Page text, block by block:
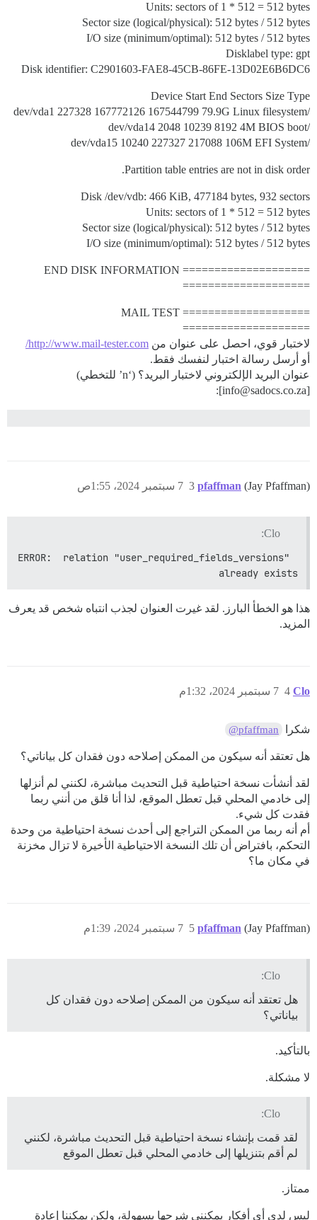
Units: sectors of 1 * 512 = 512 bytes
Sector size (logical/physical): 512 bytes / 512 bytes
I/O size (minimum/optimal): 512 bytes / 512 bytes
Disklabel type: gpt
Disk identifier: C2901603-FAE8-45CB-86FE-13D02E6B6DC6
Device Start End Sectors Size Type
/dev/vda1 227328 167772126 167544799 79.9G Linux filesystem
/dev/vda14 2048 10239 8192 4M BIOS boot
/dev/vda15 10240 227327 217088 106M EFI System
Partition table entries are not in disk order.
Disk /dev/vdb: 466 KiB, 477184 bytes, 932 sectors
Units: sectors of 1 * 512 = 512 bytes
Sector size (logical/physical): 512 bytes / 512 bytes
I/O size (minimum/optimal): 512 bytes / 512 bytes
==================== END DISK INFORMATION
====================
==================== MAIL TEST
====================
لاختبار قوي، احصل على عنوان من http://www.mail-tester.com/
أو أرسل رسالة اختبار لنفسك فقط.
عنوان البريد الإلكتروني لاختبار البريد؟ (‘n’ للتخطي)
[info@sadocs.co.za]:
pfaffman (Jay Pfaffman) 7 سبتمبر 2024، 1:55ص 3
Clo:
ERROR:  relation "user_required_fields_versions"
already exists
هذا هو الخطأ البارز. لقد غيرت العنوان لجذب انتباه شخص قد يعرف
المزيد.
Clo 7 سبتمبر 2024، 1:32م 4
شكرا @pfaffman
هل تعتقد أنه سيكون من الممكن إصلاحه دون فقدان كل بياناتي؟
لقد أنشأت نسخة احتياطية قبل التحديث مباشرة، لكنني لم أنزلها
إلى خادمي المحلي قبل تعطل الموقع، لذا أنا قلق من أنني ربما
فقدت كل شيء.
أم أنه ربما من الممكن التراجع إلى أحدث نسخة احتياطية من وحدة
التحكم، بافتراض أن تلك النسخة الاحتياطية الأخيرة لا تزال مخزنة
في مكان ما؟
pfaffman (Jay Pfaffman) 7 سبتمبر 2024، 1:39م 5
Clo:
هل تعتقد أنه سيكون من الممكن إصلاحه دون فقدان كل
بياناتي؟
بالتأكيد.
لا مشكلة.
Clo:
لقد قمت بإنشاء نسخة احتياطية قبل التحديث مباشرة، لكنني
لم أقم بتنزيلها إلى خادمي المحلي قبل تعطل الموقع
ممتاز.
ليس لدي أي أفكار يمكنني شرحها بسهولة، ولكن يمكننا إعادة